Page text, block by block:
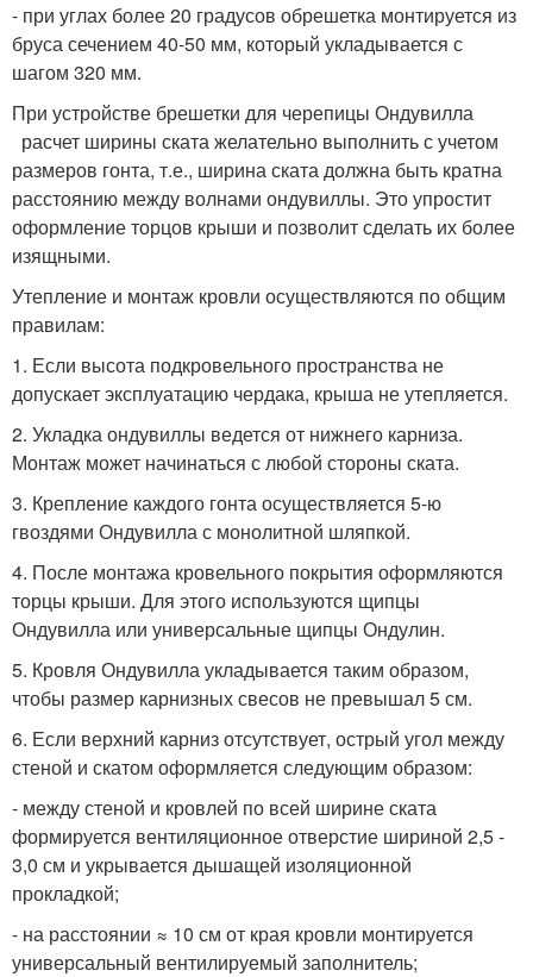
- при углах более 20 градусов обрешетка монтируется из
бруса сечением 40-50 мм, который укладывается с
шагом 320 мм.
При устройстве брешетки для черепицы Ондувилла
расчет ширины ската желательно выполнить с учетом
размеров гонта, т.е., ширина ската должна быть кратна
расстоянию между волнами ондувиллы. Это упростит
оформление торцов крыши и позволит сделать их более
изящными.
Утепление и монтаж кровли осуществляются по общим
правилам:
1. Если высота подкровельного пространства не
допускает эксплуатацию чердака, крыша не утепляется.
2. Укладка ондувиллы ведется от нижнего карниза.
Монтаж может начинаться с любой стороны ската.
3. Крепление каждого гонта осуществляется 5-ю
гвоздями Ондувилла с монолитной шляпкой.
4. После монтажа кровельного покрытия оформляются
торцы крыши. Для этого используются щипцы
Ондувилла или универсальные щипцы Ондулин.
5. Кровля Ондувилла укладывается таким образом,
чтобы размер карнизных свесов не превышал 5 см.
6. Если верхний карниз отсутствует, острый угол между
стеной и скатом оформляется следующим образом:
- между стеной и кровлей по всей ширине ската
формируется вентиляционное отверстие шириной 2,5 -
3,0 см и укрывается дышащей изоляционной
прокладкой;
- на расстоянии ≈ 10 см от края кровли монтируется
универсальный вентилируемый заполнитель;